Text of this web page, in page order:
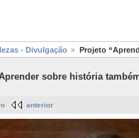
- Divulgação Projeto
sobre história
anterior